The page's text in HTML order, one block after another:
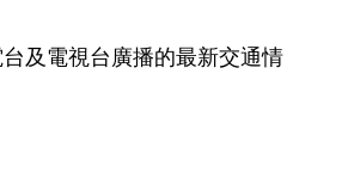
及電視台廣播的最新交通情